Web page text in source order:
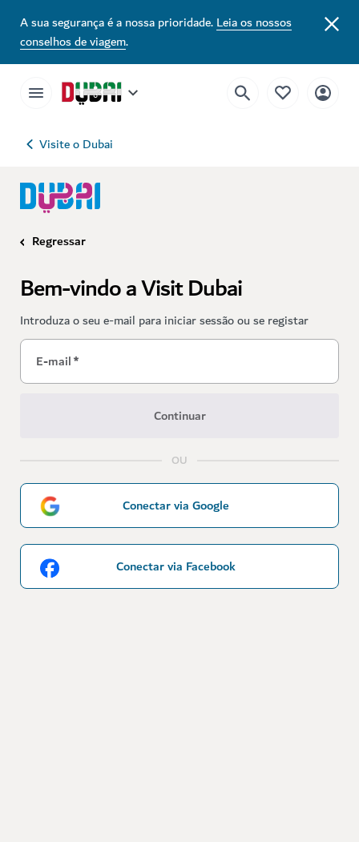
A sua segurança é a nossa prioridade.Leia os nossos
conselhos de viagem.
Visite o Dubai
Regressar
Bem-vindo a Visit Dubai
Introduza o seu e-mail para iniciar sessão ou se registar
E-mail*
Continuar
OU
Conectar via Google
Conectar via Facebook